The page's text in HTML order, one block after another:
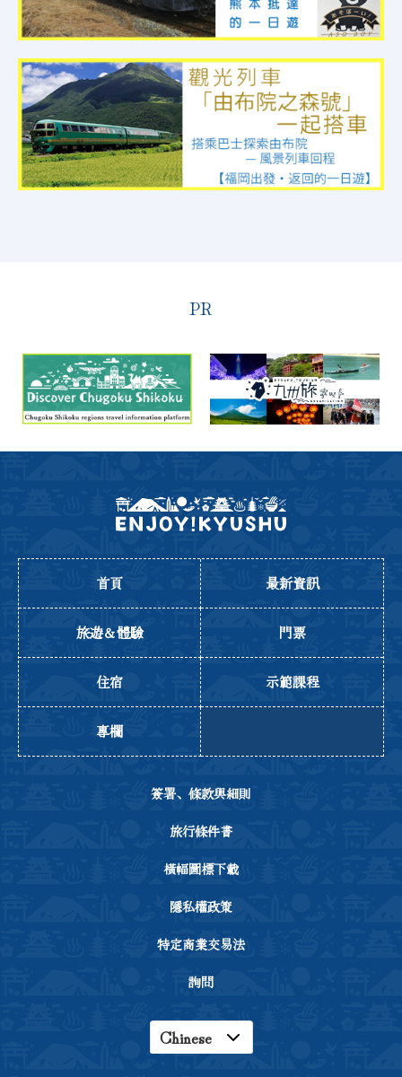
PR
首頁 最新資訊
旅遊＆體驗 門票
住宿 示範課程
專欄
簽署、條款與細則
旅行條件書
橫幅圖標下載
隱私權政策
特定商業交易法
詢問
Chinese